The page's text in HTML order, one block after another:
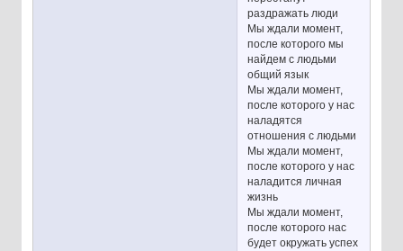
раздражать люди
Мы ждали момент,
после которого мы
найдем с людьми
общий язык
Мы ждали момент,
после которого у нас
наладятся
отношения с людьми
Мы ждали момент,
после которого у нас
наладится личная
жизнь
Мы ждали момент,
после которого нас
будет окружать успех